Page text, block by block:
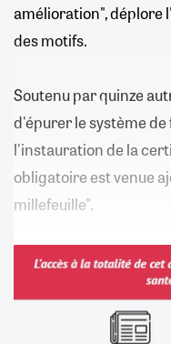
amélioration", déplore
des motifs.
Soutenu par quinze
d'épurer le système
l'instauration de la
obligatoire est venue
millefeuille".